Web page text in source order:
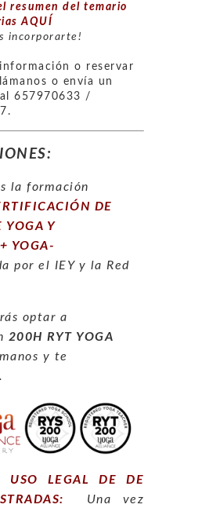
resumen del temario
AQUÍ
incorporarte!
o reservar
o envía un
657970633 /
la formación
DE
YOGA Y
YOGA-
por el IEY y la Red
optar a
200H RYT YOGA
y te
USO LEGAL DE DE
Una vez